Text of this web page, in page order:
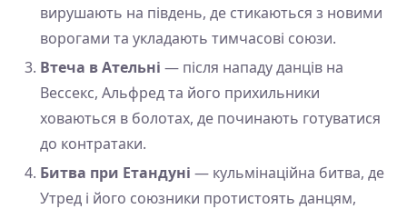
вирушають на південь, де стикаються з новими
ворогами та укладають тимчасові союзи.
Втеча в Ательні — після нападу данців на
Вессекс, Альфред та його прихильники
ховаються в болотах, де починають готуватися
до контратаки.
Битва при Етандуні — кульмінаційна битва, де
Утред і його союзники протистоять данцям,